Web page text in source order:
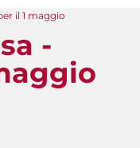
il 1 maggio
-